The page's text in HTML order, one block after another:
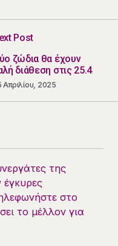
Post
ζώδια θα έχουν
διάθεση στις 25.4
Απριλίου, 2025
της
στο
το μέλλον για